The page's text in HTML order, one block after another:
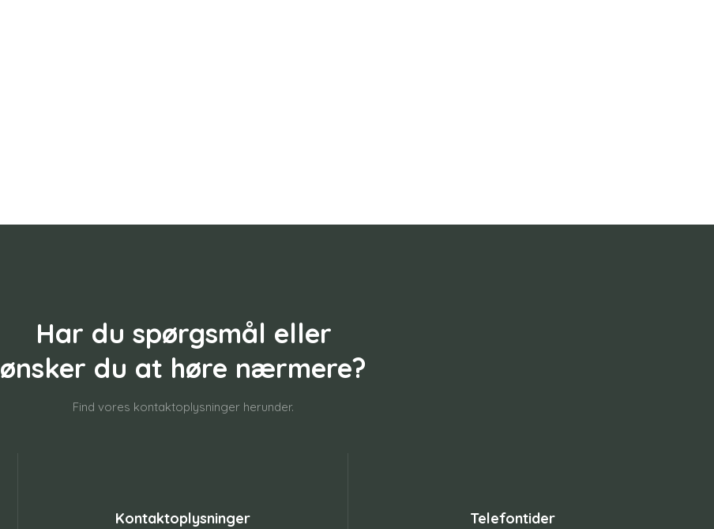
Har du spørgsmål eller
​ønsker du at høre nærmere?
Find vores kontaktoplysninger herunder.
Kontaktoplysninger Telefontider